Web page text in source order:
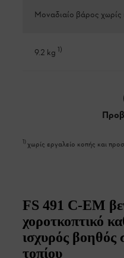
Μοναδιαίο βάρος χωρίς
9.2 kg 1)
1)χωρίς εργαλείο κοπής και
FS 491 C-EM
χοροτκοπτικό
ισχυρός
τοπίου